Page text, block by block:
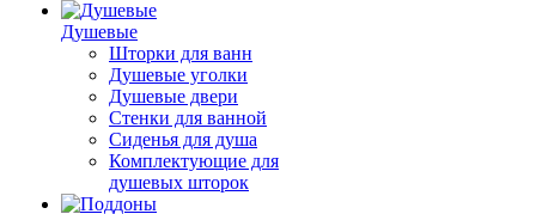
Душевые
Шторки для ванн
Душевые уголки
Душевые двери
Стенки для ванной
Сиденья для душа
Комплектующие для
душевых шторок